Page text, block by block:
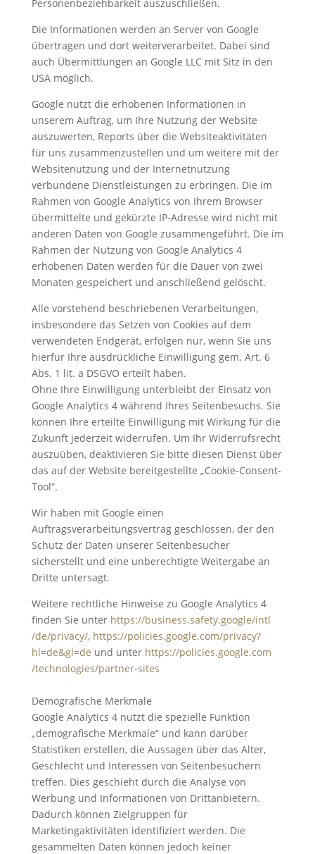
Personenbeziehbarkeit auszuschließen.
Die Informationen werden an Server von Google
übertragen und dort weiterverarbeitet. Dabei sind
auch Übermittlungen an Google LLC mit Sitz in den
USA möglich.
Google nutzt die erhobenen Informationen in
unserem Auftrag, um Ihre Nutzung der Website
auszuwerten, Reports über die Websiteaktivitäten
für uns zusammenzustellen und um weitere mit der
Websitenutzung und der Internetnutzung
verbundene Dienstleistungen zu erbringen. Die im
Rahmen von Google Analytics von Ihrem Browser
übermittelte und gekürzte IP-Adresse wird nicht mit
anderen Daten von Google zusammengeführt. Die im
Rahmen der Nutzung von Google Analytics 4
erhobenen Daten werden für die Dauer von zwei
Monaten gespeichert und anschließend gelöscht.
Alle vorstehend beschriebenen Verarbeitungen,
insbesondere das Setzen von Cookies auf dem
verwendeten Endgerät, erfolgen nur, wenn Sie uns
hierfür Ihre ausdrückliche Einwilligung gem. Art. 6
Abs. 1 lit. a DSGVO erteilt haben.
Ohne Ihre Einwilligung unterbleibt der Einsatz von
Google Analytics 4 während Ihres Seitenbesuchs. Sie
können Ihre erteilte Einwilligung mit Wirkung für die
Zukunft jederzeit widerrufen. Um Ihr Widerrufsrecht
auszuüben, deaktivieren Sie bitte diesen Dienst über
das auf der Website bereitgestellte „Cookie-Consent-
Tool“.
Wir haben mit Google einen
Auftragsverarbeitungsvertrag geschlossen, der den
Schutz der Daten unserer Seitenbesucher
sicherstellt und eine unberechtigte Weitergabe an
Dritte untersagt.
Weitere rechtliche Hinweise zu Google Analytics 4
finden Sie unter https://business.safety.google/intl
/de/privacy/, https://policies.google.com/privacy?
hl=de&gl=de und unter https://policies.google.com
/technologies/partner-sites
Demografische Merkmale
Google Analytics 4 nutzt die spezielle Funktion
„demografische Merkmale“ und kann darüber
Statistiken erstellen, die Aussagen über das Alter,
Geschlecht und Interessen von Seitenbesuchern
treffen. Dies geschieht durch die Analyse von
Werbung und Informationen von Drittanbietern.
Dadurch können Zielgruppen für
Marketingaktivitäten identifiziert werden. Die
gesammelten Daten können jedoch keiner